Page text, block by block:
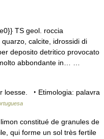
TS geol. roccia
calcite, idrossidi di
deposito detritico provocato
abbondante in… …
loesse. ‣ Etimologia: palavra
constitué de granules de
qui forme un sol très fertile